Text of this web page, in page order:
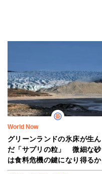
World Now
グリーンランドの氷床が生ん
だ「サプリの粒」 微細な砂
は食料危機の鍵になり得るか